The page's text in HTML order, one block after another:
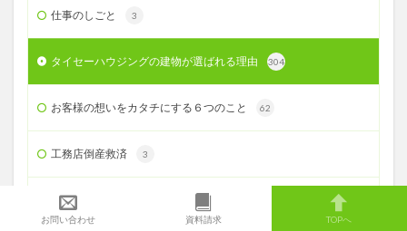
仕事のしごと 3
タイセーハウジングの建物が選ばれる理由 304
お客様の想いをカタチにする６つのこと 62
工務店倒産救済 3
固定金利・変動金利どっち？
お問い合わせ
資料請求 TOPへ